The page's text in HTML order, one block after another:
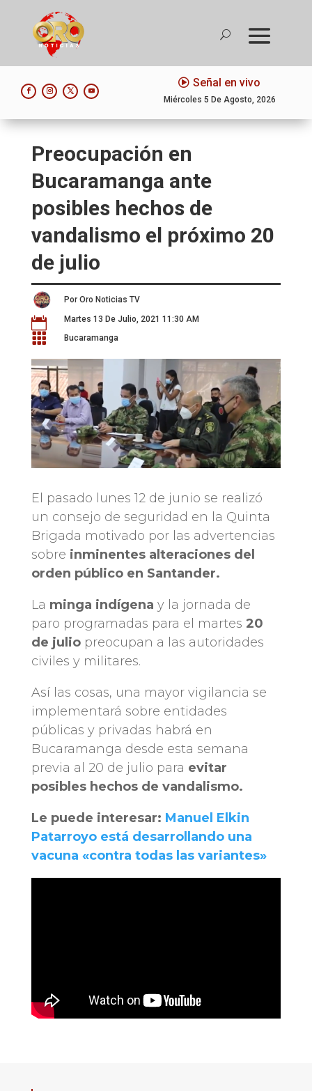
Señal en vivo
Miércoles 5 De Agosto, 2026
Preocupación en
Bucaramanga ante
posibles hechos de
vandalismo el próximo 20
de julio
Por Oro Noticias TV
 Martes 13 De Julio, 2021 11:30 AM
 Bucaramanga
El pasado lunes 12 de junio se realizó
un consejo de seguridad en la Quinta
Brigada motivado por las advertencias
sobre inminentes alteraciones del
orden público en Santander.
La minga indígena y la jornada de
paro programadas para el martes 20
de juliopreocupan a las autoridades
civiles y militares.
Así las cosas, una mayor vigilancia se
implementará sobre entidades
públicas y privadas habrá en
Bucaramanga desde esta semana
previa al 20 de julio para evitar
posibles hechos de vandalismo.
Le puede interesar: Manuel Elkin
Patarroyo está desarrollando una
vacuna «contra todas las variantes»